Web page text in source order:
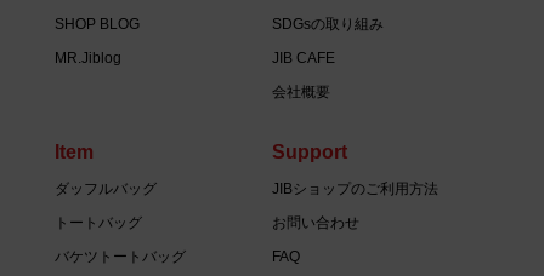
SHOP BLOG
MR.Jiblog
SDGsの取り組み
JIB CAFE
会社概要
Item
ダッフルバッグ
トートバッグ
バケツトートバッグ
Support
JIBショップのご利用方法
お問い合わせ
FAQ